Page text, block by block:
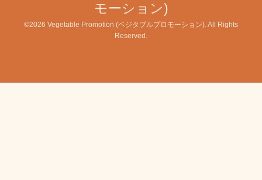
モーション)
©2026 Vegetable Promotion (ベジタブルプロモーション) . All Rights
Reserved.